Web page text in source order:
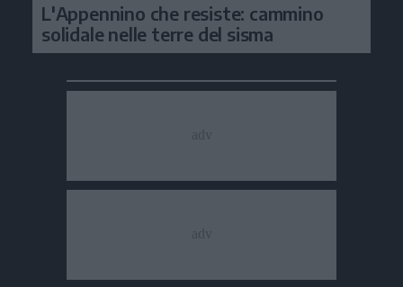
L'Appennino che resiste: cammino
solidale nelle terre del sisma